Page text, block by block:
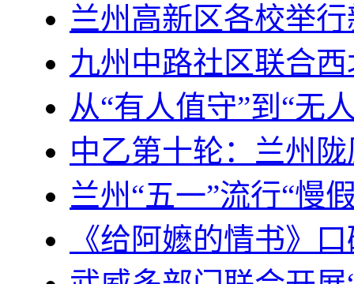
兰州高新区各校举
九州中路社区联合
从“有人值守”到“无
中乙第十轮：兰州
兰州“五一”流行“慢
《给阿嬷的情书》